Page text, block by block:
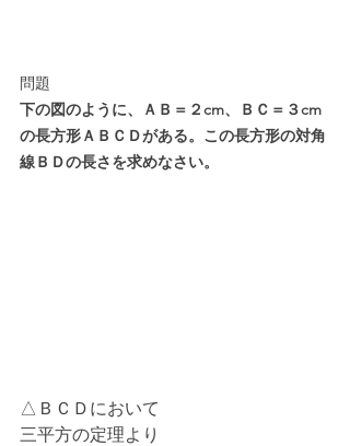
問題
下の図のように、ＡＢ＝２cm、ＢＣ＝３cm
の長方形ＡＢＣＤがある。この長方形の対角
線ＢＤの長さを求めなさい。
△ＢＣＤにおいて
三平方の定理より